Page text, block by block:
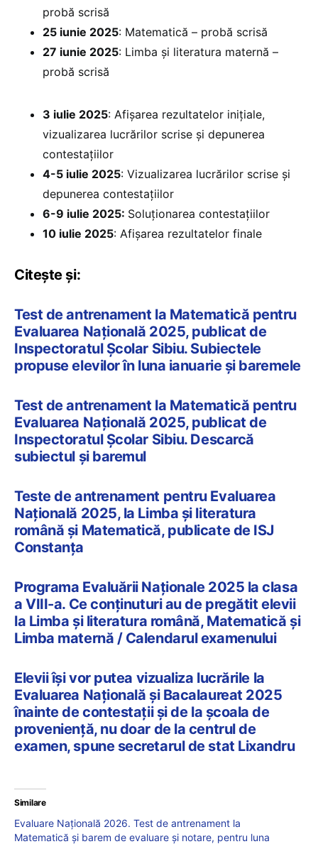
probă scrisă
25 iunie 2025: Matematică – probă scrisă
27 iunie 2025: Limba și literatura maternă –
probă scrisă
3 iulie 2025: Afișarea rezultatelor inițiale,
vizualizarea lucrărilor scrise și depunerea
contestațiilor
4-5 iulie 2025: Vizualizarea lucrărilor scrise și
depunerea contestațiilor
6-9 iulie 2025: Soluționarea contestațiilor
10 iulie 2025: Afișarea rezultatelor finale
Citește și:
Test de antrenament la Matematică pentru
Evaluarea Națională 2025, publicat de
Inspectoratul Școlar Sibiu. Subiectele
propuse elevilor în luna ianuarie și baremele
Test de antrenament la Matematică pentru
Evaluarea Națională 2025, publicat de
Inspectoratul Școlar Sibiu. Descarcă
subiectul și baremul
Teste de antrenament pentru Evaluarea
Națională 2025, la Limba și literatura
română și Matematică, publicate de ISJ
Constanța
Programa Evaluării Naționale 2025 la clasa
a VIII-a. Ce conținuturi au de pregătit elevii
la Limba și literatura română, Matematică și
Limba maternă / Calendarul examenului
Elevii își vor putea vizualiza lucrările la
Evaluarea Națională și Bacalaureat 2025
înainte de contestații și de la școala de
proveniență, nu doar de la centrul de
examen, spune secretarul de stat Lixandru
Similare
Evaluare Națională 2026. Test de antrenament la
Matematică și barem de evaluare și notare, pentru luna